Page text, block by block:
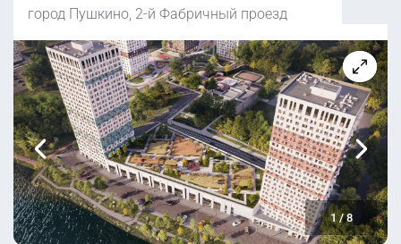
город Пушкино, 2-й Фабричный проезд
1/8